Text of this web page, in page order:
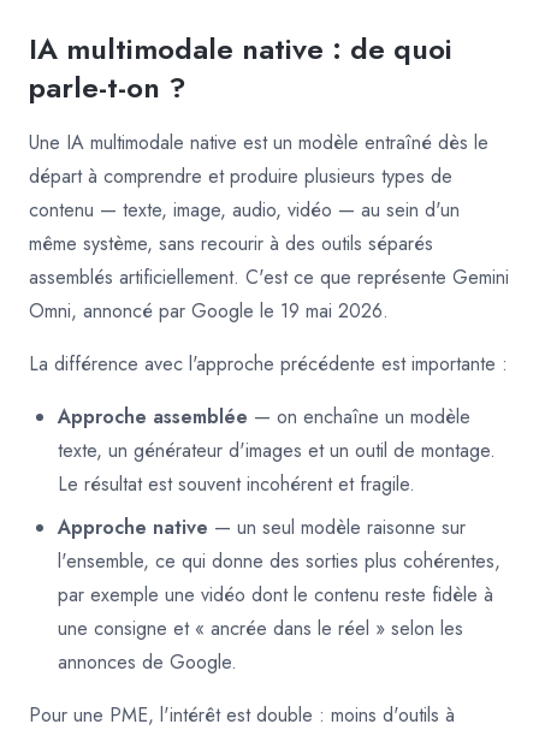
IA multimodale native : de quoi
parle-t-on ?
Une IA multimodale native est un modèle entraîné dès le
départ à comprendre et produire plusieurs types de
contenu — texte, image, audio, vidéo — au sein d'un
même système, sans recourir à des outils séparés
assemblés artificiellement. C'est ce que représente Gemini
Omni, annoncé par Google le 19 mai 2026.
La différence avec l'approche précédente est importante :
Approche assemblée — on enchaîne un modèle
texte, un générateur d'images et un outil de montage.
Le résultat est souvent incohérent et fragile.
Approche native — un seul modèle raisonne sur
l'ensemble, ce qui donne des sorties plus cohérentes,
par exemple une vidéo dont le contenu reste fidèle à
une consigne et « ancrée dans le réel » selon les
annonces de Google.
Pour une PME, l'intérêt est double : moins d'outils à